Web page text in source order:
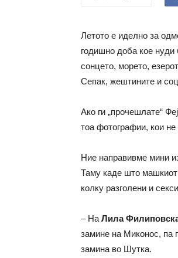
Летото е иделно за
годишно доба кое нуди
сонцето, морето,
Сепак, жештините и
Ако ги „прочешлате“
тоа фотографии, кои не
Ние направивме мини
Таму каде што машкиот
колку разголени и
– На Лила
замине на Миконос, па
замина во Шутка.